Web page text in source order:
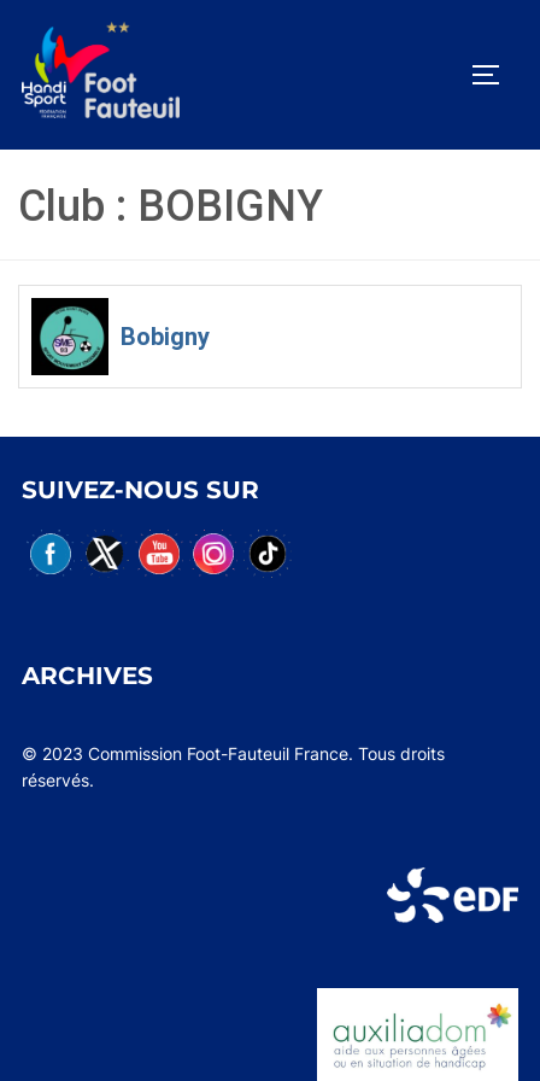
contenu
Club : BOBIGNY
Bobigny
SUIVEZ-NOUS SUR
ARCHIVES
© 2023 Commission Foot-Fauteuil France. Tous droits
réservés.